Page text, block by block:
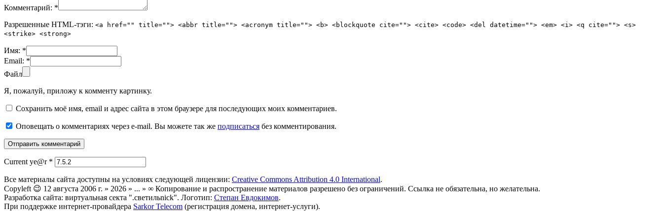
Комментарий: *
Разрешенные HTML-тэги: <a href="" title=""> <abbr title=""> <acronym title=""> <b> <blockquote cite=""> <cite> <code> <del datetime=""> <em> <i> <q cite=""> <s>
<strike> <strong>
Имя: *
Email: *
Файл
Я, пожалуй, приложу к комменту картинку.
Сохранить моё имя, email и адрес сайта в этом браузере для последующих моих комментариев.
Оповещать о комментариях через e-mail. Вы можете так же подписаться без комментирования.
Current ye@r *
Все материалы сайта доступны на условиях следующей лицензии: Creative Commons Attribution 4.0 International.
Copyleft 😉 12 августа 2006 г. » 2026 » ... » ∞ Копирование и распространение материалов разрешено без ограничений. Ссылка не обязательна, но желательна.
Разработка сайта: виртуальная секта ".светильnick". Логотип: Степан Евдокимов.
При поддержке интернет-провайдера Sarkor Telecom (регистрация домена, интернет-услуги).